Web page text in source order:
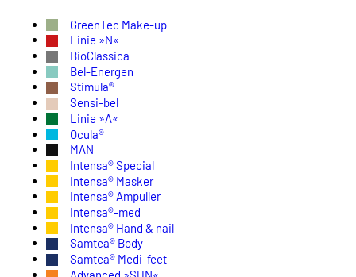
GreenTec Make-up
Linie »N«
BioClassica
Bel-Energen
Stimula®
Sensi-bel
Linie »A«
Ocula®
MAN
Intensa® Special
Intensa® Masker
Intensa® Ampuller
Intensa®-med
Intensa® Hand & nail
Samtea® Body
Samtea® Medi-feet